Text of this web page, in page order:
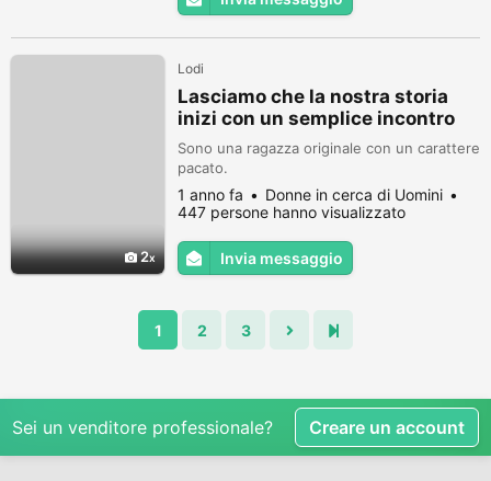
2
Lodi
Lasciamo che la nostra storia
inizi con un semplice incontro
Sono una ragazza originale con un carattere
pacato.
1 anno fa
Donne in cerca di Uomini
447 persone hanno visualizzato
Invia messaggio
1 2 3
Sei un venditore professionale? Creare un account